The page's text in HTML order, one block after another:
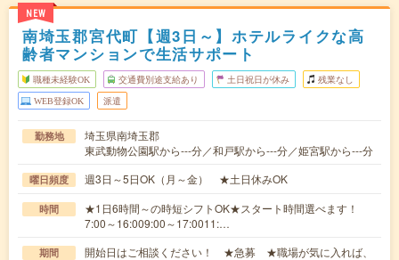
NEW
南埼玉郡宮代町【週3日～】ホテルライクな高
齢者マンションで生活サポート
職種未経験OK 交通費別途支給あり 土日祝日が休み 残業なし
WEB登録OK 派遣
勤務地
埼玉県南埼玉郡
東武動物公園駅から---分／和戸駅から---分／姫宮駅から---分
曜日頻度 週3日～5日OK（月～金） ★土日休みOK
時間
★1日6時間～の時短シフトOK★スタート時間選べます！
7:00～16:009:00～17:0011:…
期間
開始日はご相談ください！ ★急募 ★職場が気に入れば、